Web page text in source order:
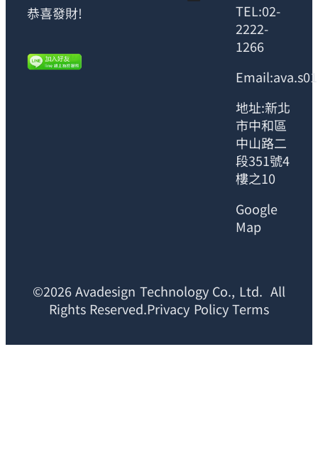
恭喜發財!
TEL:02-
2222-
1266
地址:新北
市中和區
中山路二
段351號4
樓之10
Google
Map
©2026 Avadesign Technology Co., Ltd. All
Rights Reserved.Privacy Policy Terms